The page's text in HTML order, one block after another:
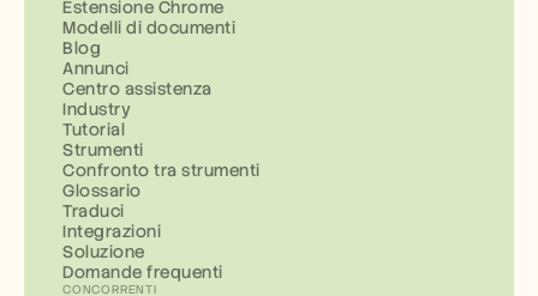
Estensione Chrome
Modelli di documenti
Blog
Annunci
Centro assistenza
Industry
Tutorial
Strumenti
Confronto tra strumenti
Glossario
Traduci
Integrazioni
Soluzione
Domande frequenti
CONCORRENTI